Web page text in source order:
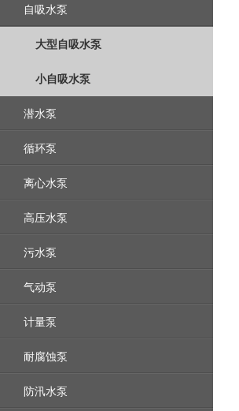
自吸水泵
大型自吸水泵
小自吸水泵
潜水泵
循环泵
离心水泵
高压水泵
污水泵
气动泵
计量泵
耐腐蚀泵
防汛水泵